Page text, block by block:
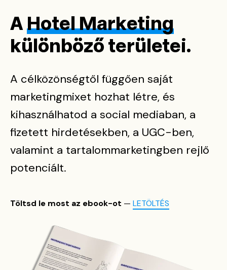
AHotel Marketing
különböző területei.
A célközönségtől függően saját
marketingmixet hozhat létre, és
kihasználhatod a social mediaban, a
fizetett hirdetésekben, a UGC-ben,
valamint a tartalommarketingben rejlő
potenciált.
Töltsd le most az ebook-ot — LETÖLTÉS